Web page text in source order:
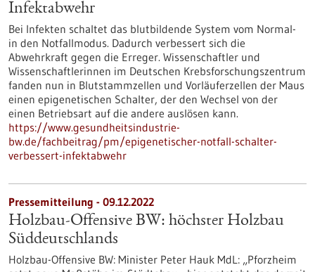
Infektabwehr
Bei Infekten schaltet das blutbildende System vom Normal-
in den Notfallmodus. Dadurch verbessert sich die
Abwehrkraft gegen die Erreger. Wissenschaftler und
Wissenschaftlerinnen im Deutschen Krebsforschungszentrum
fanden nun in Blutstammzellen und Vorläuferzellen der Maus
einen epigenetischen Schalter, der den Wechsel von der
einen Betriebsart auf die andere auslösen kann.
https://www.gesundheitsindustrie-
bw.de/fachbeitrag/pm/epigenetischer-notfall-schalter-
verbessert-infektabwehr
Pressemitteilung - 09.12.2022
Holzbau-Offensive BW: höchster Holzbau
Süddeutschlands
Holzbau-Offensive BW: Minister Peter Hauk MdL: „Pforzheim